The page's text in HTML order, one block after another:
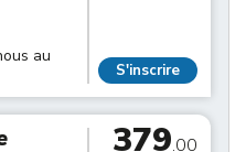
au
S'inscrire
379.00